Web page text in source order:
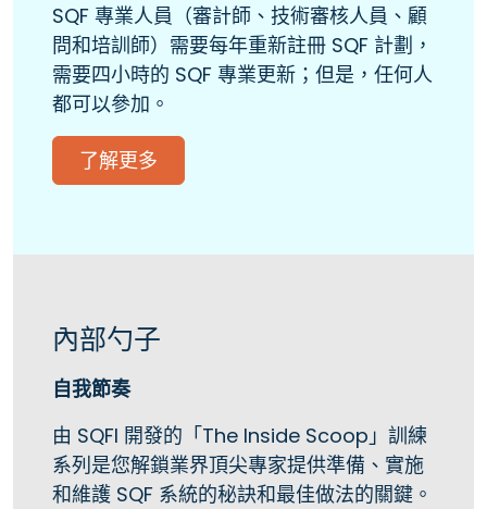
SQF 專業人員（審計師、技術審核人員、顧
問和培訓師）需要每年重新註冊 SQF 計劃，
需要四小時的 SQF 專業更新；但是，任何人
都可以參加。
了解更多
內部勺子
自我節奏
由 SQFI 開發的「The Inside Scoop」訓練
系列是您解鎖業界頂尖專家提供準備、實施
和維護 SQF 系統的秘訣和最佳做法的關鍵。